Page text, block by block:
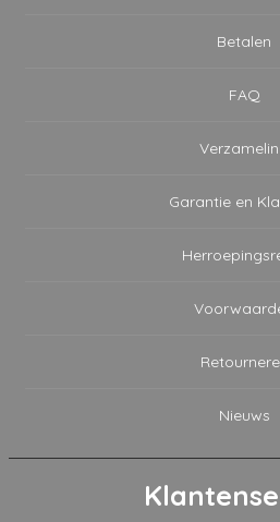
Betalen
FAQ
Garantie en
Nieuws